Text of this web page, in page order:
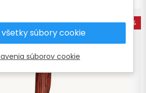
-18%
všetky súbory cookie
súborov cookie